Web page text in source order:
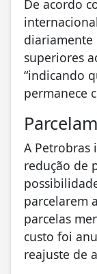
De acordo
diariamente
superiores
“indicando
permanece
A Petrobras
redução de
parcelarem
parcelas
custo foi
reajuste de